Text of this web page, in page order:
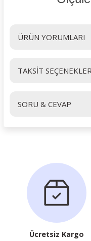
ÜRÜN YORUMLARI
Bu
TAKSİT
SORU & CEVAP
Ücretsiz Kargo